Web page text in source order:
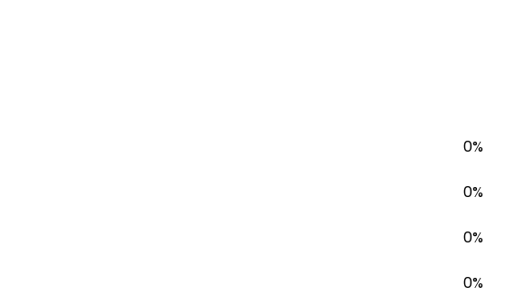
0%
0%
0%
0%